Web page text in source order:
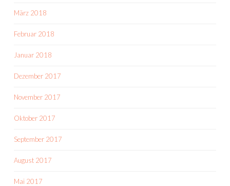
März 2018
Februar 2018
Januar 2018
Dezember 2017
November 2017
Oktober 2017
September 2017
August 2017
Mai 2017